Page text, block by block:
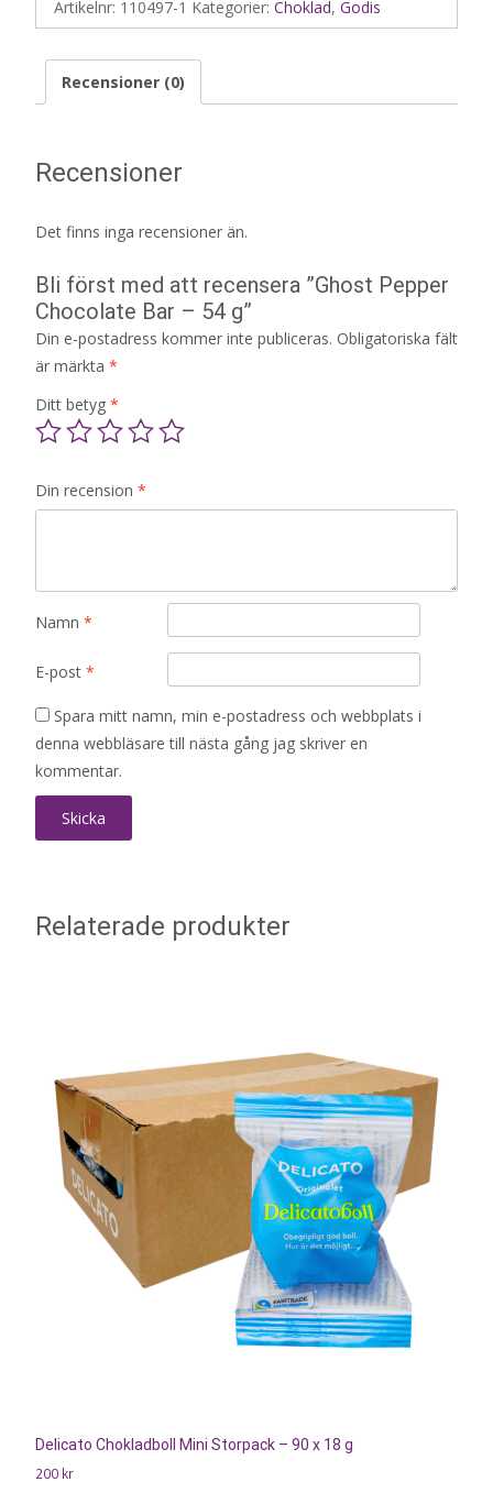
Artikelnr: 110497-1 Kategorier: Choklad, Godis
Recensioner (0)
Recensioner
Det finns inga recensioner än.
Bli först med att recensera ”Ghost Pepper
Chocolate Bar – 54 g”
Din e-postadress kommer inte publiceras. Obligatoriska fält
är märkta *
Ditt betyg *
Din recension *
Namn *
E-post *
Spara mitt namn, min e-postadress och webbplats i
denna webbläsare till nästa gång jag skriver en
kommentar.
Relaterade produkter
Delicato Chokladboll Mini Storpack – 90 x 18 g
200 kr